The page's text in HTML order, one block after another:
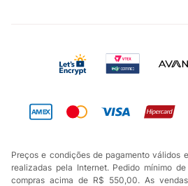
Preços e condições de pagamento válidos
realizadas pela Internet. Pedido mínimo
compras acima de R$ 550,00. As